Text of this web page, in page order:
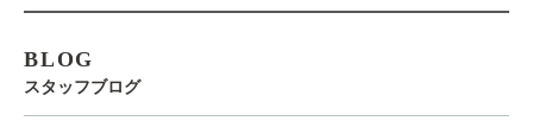
BLOG
スタッフブログ